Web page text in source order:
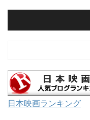
日本映画ランキング